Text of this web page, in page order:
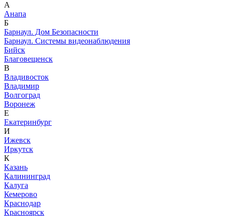
А
Анапа
Б
Барнаул. Дом Безопасности
Барнаул. Системы видеонаблюдения
Бийск
Благовещенск
В
Владивосток
Владимир
Волгоград
Воронеж
Е
Екатеринбург
И
Ижевск
Иркутск
К
Казань
Калининград
Калуга
Кемерово
Краснодар
Красноярск